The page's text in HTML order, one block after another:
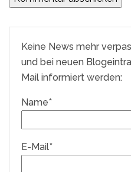
Keine News mehr
und bei neuen
Mail informiert werden:
Name*
E-Mail*